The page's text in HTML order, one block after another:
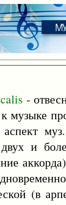
-
музыке
аспект
и
(в